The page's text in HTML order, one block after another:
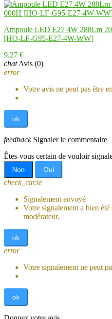
Ampoule LED E27 4W 288Lm
[HO-LF-G95-E27-4W-WW]
9,27 €
chat Avis (0)
error
Votre avis ne peut pas être
ok
feedback Signaler le commentaire
Êtes-vous certain de vouloir
Non Oui
check_circle
Signalement envoyé
Votre signalement a bien
modérateur.
ok
error
Votre signalement ne peut
ok